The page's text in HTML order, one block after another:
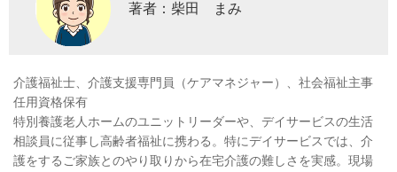
著者：柴田 まみ
介護福祉士、介護支援専門員（ケアマネジャー）、社会福祉主事
任用資格保有
特別養護老人ホームのユニットリーダーや、デイサービスの生活
相談員に従事し高齢者福祉に携わる。特にデイサービスでは、介
護をするご家族とのやり取りから在宅介護の難しさを実感。現場